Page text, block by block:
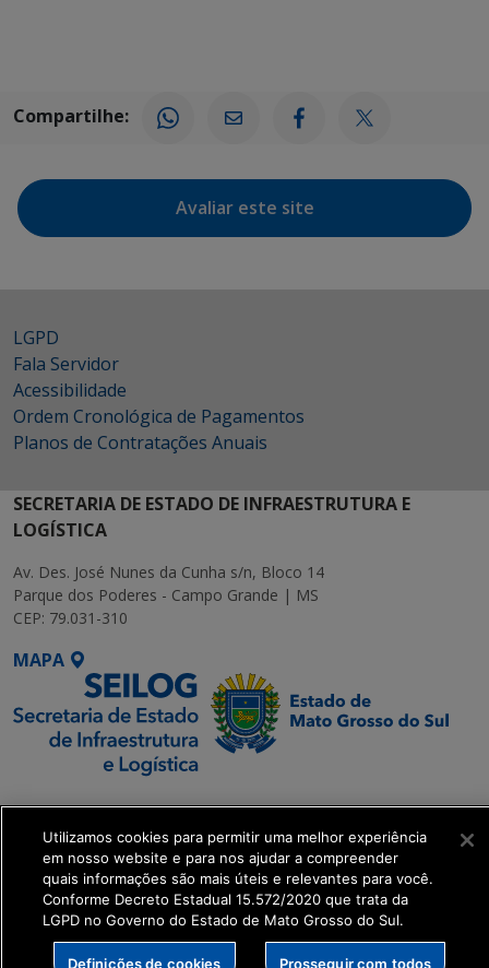
Compartilhe:
Avaliar este site
LGPD
Fala Servidor
Acessibilidade
Ordem Cronológica de Pagamentos
Planos de Contratações Anuais
SECRETARIA DE ESTADO DE INFRAESTRUTURA E
LOGÍSTICA
Av. Des. José Nunes da Cunha s/n, Bloco 14
Parque dos Poderes - Campo Grande | MS
CEP: 79.031-310
MAPA
SETDIG | Secretaria-
Executiva de
Transformação Digital
get_footer();
Utilizamos cookies para permitir uma melhor experiência
em nosso website e para nos ajudar a compreender
quais informações são mais úteis e relevantes para você.
Conforme Decreto Estadual 15.572/2020 que trata da
LGPD no Governo do Estado de Mato Grosso do Sul.
Definições de cookies Prosseguir com todos